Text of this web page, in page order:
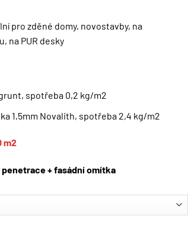
pro zděné domy, novostavby, na
na PUR desky
spotřeba 0,2 kg/m2
1,5mm Novalith, spotřeba 2,4 kg/m2
m2
+ fasádní omítka